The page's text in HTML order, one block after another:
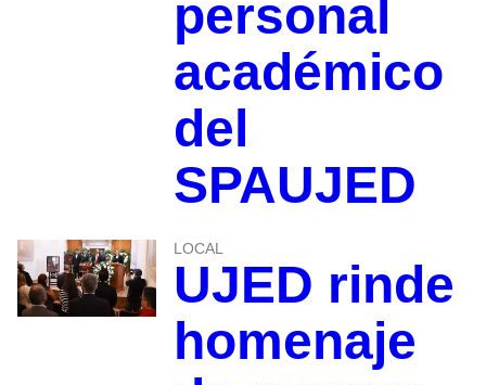
personal
académico
del
SPAUJED
LOCAL
UJED rinde
homenaje